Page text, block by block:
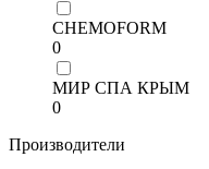
CHEMOFORM
0
МИР СПА КРЫМ
0
Производители